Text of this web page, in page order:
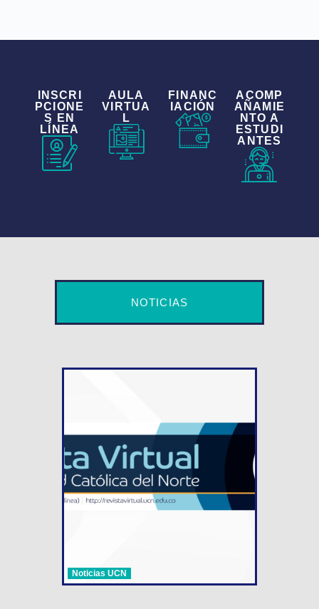
INSCRI
PCIONE
S EN
LÍNEA
AULA
VIRTUA
L
FINANC
IACIÓN
ACOMP
AÑAMIE
NTO A
ESTUDI
ANTES
NOTICIAS
Noticias UCN